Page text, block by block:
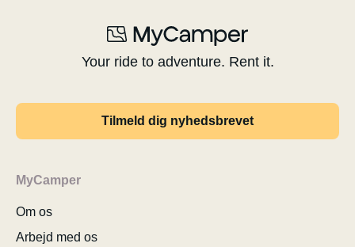
Your ride to adventure. Rent it.
Tilmeld dig nyhedsbrevet
MyCamper
Om os
Arbejd med os